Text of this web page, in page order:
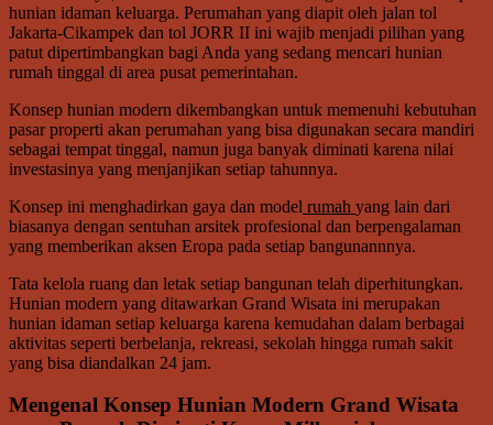
hunian idaman keluarga. Perumahan yang diapit oleh jalan tol
Jakarta-Cikampek dan tol JORR II ini wajib menjadi pilihan yang
patut dipertimbangkan bagi Anda yang sedang mencari hunian
rumah tinggal di area pusat pemerintahan.
Konsep hunian modern dikembangkan untuk memenuhi kebutuhan
pasar properti akan perumahan yang bisa digunakan secara mandiri
sebagai tempat tinggal, namun juga banyak diminati karena nilai
investasinya yang menjanjikan setiap tahunnya.
Konsep ini menghadirkan gaya dan model rumah yang lain dari
biasanya dengan sentuhan arsitek profesional dan berpengalaman
yang memberikan aksen Eropa pada setiap bangunannnya.
Tata kelola ruang dan letak setiap bangunan telah diperhitungkan.
Hunian modern yang ditawarkan Grand Wisata ini merupakan
hunian idaman setiap keluarga karena kemudahan dalam berbagai
aktivitas seperti berbelanja, rekreasi, sekolah hingga rumah sakit
yang bisa diandalkan 24 jam.
Mengenal Konsep Hunian Modern Grand Wisata